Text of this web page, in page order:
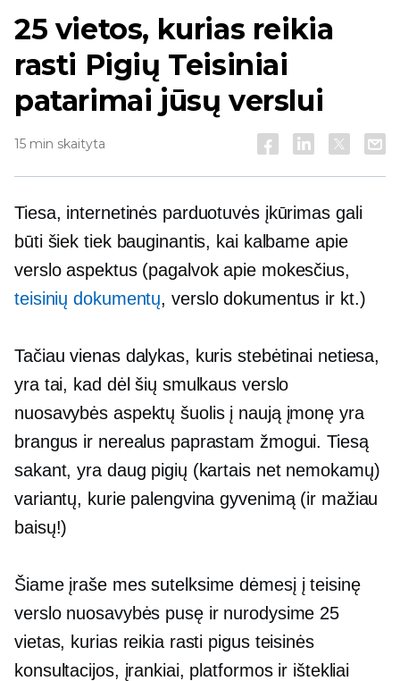
25 vietos, kurias reikia
rasti Pigių Teisiniai
patarimai jūsų verslui
15 min skaityta
Tiesa, internetinės parduotuvės įkūrimas gali
būti šiek tiek bauginantis, kai kalbame apie
verslo aspektus (pagalvok apie mokesčius,
teisinių dokumentų, verslo dokumentus ir kt.)
Tačiau vienas dalykas, kuris stebėtinai netiesa,
yra tai, kad dėl šių smulkaus verslo
nuosavybės aspektų šuolis į naują įmonę yra
brangus ir nerealus paprastam žmogui. Tiesą
sakant, yra daug pigių (kartais net nemokamų)
variantų, kurie palengvina gyvenimą (ir mažiau
baisų!)
Šiame įraše mes sutelksime dėmesį į teisinę
verslo nuosavybės pusę ir nurodysime 25
vietas, kurias reikia rasti pigusteisinės
konsultacijos, įrankiai, platformos ir ištekliai